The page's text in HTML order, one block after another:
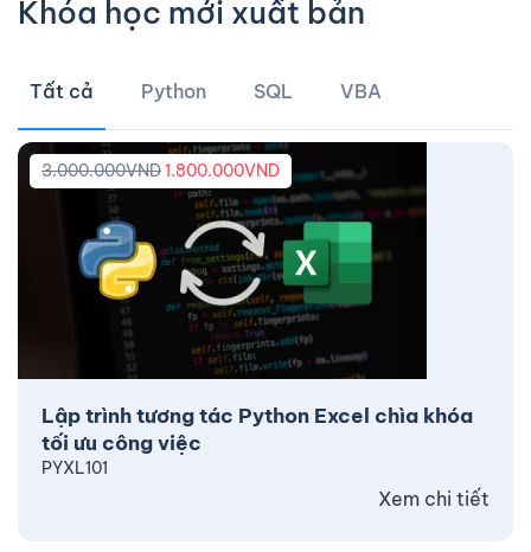
Khóa học mới xuất bản
Tất cả Python SQL VBA
Lập trình tương tác Python Excel chìa khóa
tối ưu công việc
3.000.000VND1.800.000VND
PYXL101
Xem chi tiết